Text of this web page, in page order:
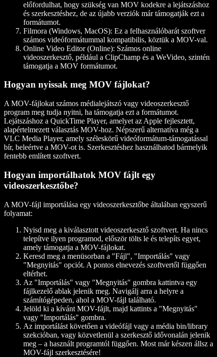
előfordulhat, hogy szükség van MOV kodekre a lejátszáshoz
és szerkesztéshez, de az újabb verziók már támogatják ezt a
formátumot.
Filmora (Windows, MacOS): Ez a felhasználóbarát szoftver
számos videóformátummal kompatibilis, köztük a MOV-val.
Online Video Editor (Online): Számos online
videoszerkesztő, például a ClipChamp és a WeVideo, szintén
támogatja a MOV formátumot.
Hogyan nyissak meg MOV fájlokat?
A MOV-fájlokat számos médialejátszó vagy videoszerkesztő
program meg tudja nyitni, ha támogatja ezt a formátumot.
Lejátszáshoz a QuickTime Player, amelyet az Apple fejlesztett,
alapértelmezett választás MOV-hoz. Népszerű alternatíva még a
VLC Media Player, amely széleskörű videóformátum-támogatással
bír, beleértve a MOV-ot is. Szerkesztéshez használhatod bármelyik
fentebb említett szoftvert.
Hogyan importálhatok MOV fájlt egy
videoszerkesztőbe?
A MOV-fájl importálása egy videoszerkesztőbe általában egyszerű
folyamat:
Nyisd meg a kiválasztott videoszerkesztő szoftvert. Ha nincs
telepítve ilyen programod, először tölts le és telepíts egyet,
amely támogatja a MOV-fájlokat.
Keresd meg a menüsorban a "Fájl", "Importálás" vagy
"Megnyitás" opciót. A pontos elnevezés szoftvertől függően
eltérhet.
Az "Importálás" vagy "Megnyitás" gombra kattintva egy
fájlkezelő ablak jelenik meg. Navigálj arra a helyre a
számítógépeden, ahol a MOV-fájl található.
Jelöld ki a kívánt MOV-fájlt, majd kattints a "Megnyitás"
vagy "Importálás" gombra.
Az importálást követően a videófájl vagy a média bin/library
szekcióban, vagy közvetlenül a szerkesztő idővonalán jelenik
meg – a használt programtól függően. Most már készen állsz a
MOV-fájl szerkesztésére!